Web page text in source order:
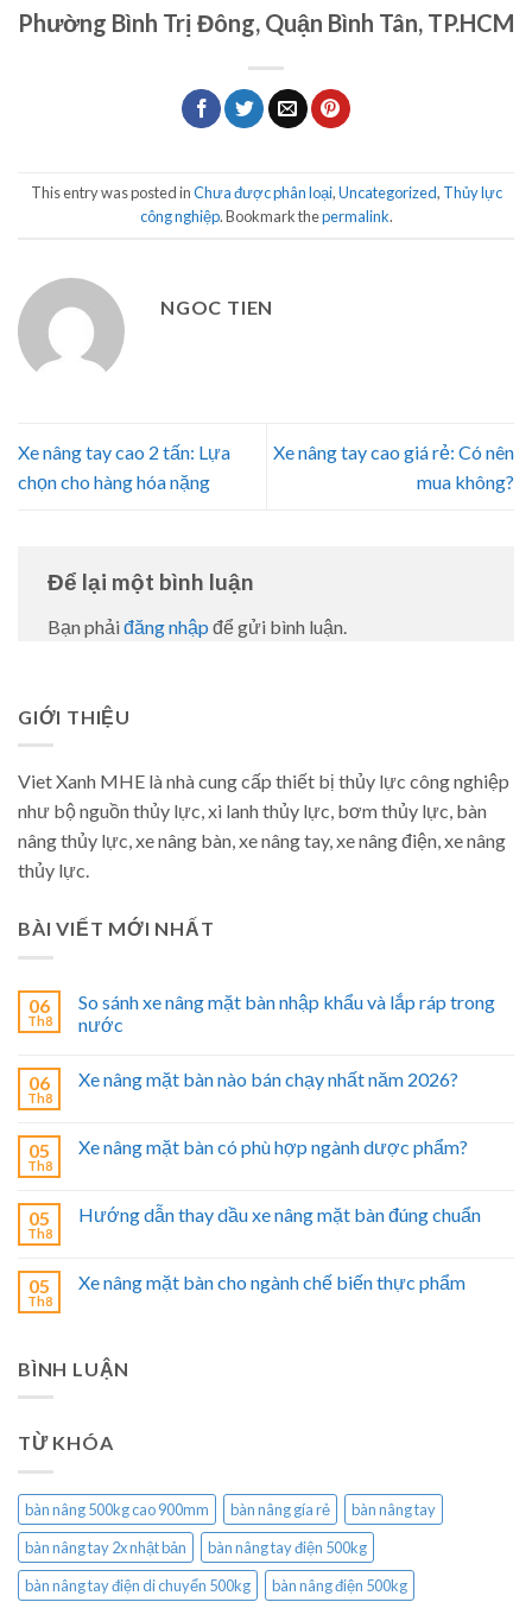
Phường Bình Trị Đông, Quận Bình Tân, TP.HCM
This entry was posted inChưa được phân loại,Uncategorized, Thủy lực
công nghiệp. Bookmark thepermalink.
NGOC TIEN
Xe nâng tay cao 2 tấn: Lựa
chọn cho hàng hóa nặng
Xe nâng tay cao giá rẻ: Có nên
mua không?
Để lại một bình luận
Bạn phải đăng nhập để gửi bình luận.
GIỚI THIỆU
Viet Xanh MHE là nhà cung cấp thiết bị thủy lực công nghiệp
như bộ nguồn thủy lực, xi lanh thủy lực, bơm thủy lực, bàn
nâng thủy lực, xe nâng bàn, xe nâng tay, xe nâng điện, xe nâng
thủy lực.
BÀI VIẾT MỚI NHẤT
06
Th8
So sánh xe nâng mặt bàn nhập khẩu và lắp ráp trong
nước
06
Th8
Xe nâng mặt bàn nào bán chạy nhất năm 2026?
05
Th8
Xe nâng mặt bàn có phù hợp ngành dược phẩm?
05
Th8
Hướng dẫn thay dầu xe nâng mặt bàn đúng chuẩn
05
Th8
Xe nâng mặt bàn cho ngành chế biến thực phẩm
BÌNH LUẬN
TỪ KHÓA
bàn nâng 500kg cao 900mm bàn nâng gía rẻ
bàn nâng tay
bàn nâng tay 2x nhật bản
bàn nâng tay điện 500kg
bàn nâng tay điện di chuyển 500kg
bàn nâng điện 500kg